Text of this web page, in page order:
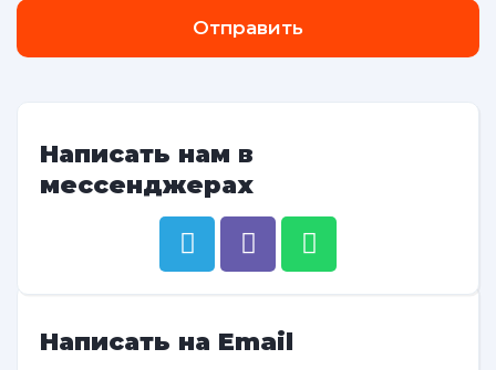
Отправить
Написать нам в
мессенджерах
Написать на Email